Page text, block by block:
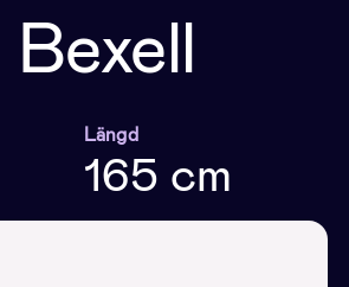
Längd
165 cm